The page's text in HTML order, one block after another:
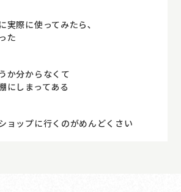
実際に使ってみたら､
た
か分からなくて
にしまってある
ョップに行くのがめんどくさい